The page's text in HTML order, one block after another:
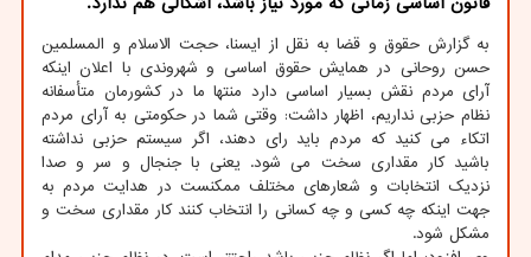
به گزارش حقوق و قضا به نقل از ایسنا، حجت الاسلام و المسلمین
حسن روحانی در همایش حقوق اساسی و شهروندی با اعلان اینکه
آرای مردم نقش بسیار اساسی دارد منتها ما در کشورمان متأسفانه
نظام حزبی نداریم، اظهار داشت: وقتی شما در حکومتی به آرای مردم
اتکاء می کنید که مردم باید رای دهند، اگر سیستم حزبی نداشته
باشید کار مقداری سخت می شود. یعنی با جنجال و سر و صدا
نزدیک انتخابات و شعارهای مختلف ممکنست در هدایت مردم به
جهت اینکه چه کسی و چه کسانی را انتخاب کنند کار مقداری سخت و
مشکل شود.